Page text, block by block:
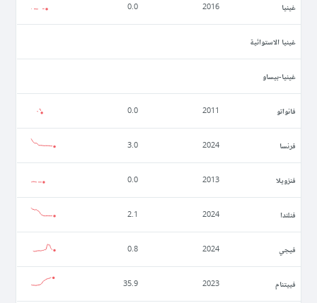
غينيا 2016
0.0
غينيا الاستوائية
غينيا-بيساو
فانواتو 2011
0.0
فرنسا 2024
3.0
فنزويلا 2013
0.0
فنلندا 2024
2.1
فيجي 2024
0.8
فييتنام 2023
35.9